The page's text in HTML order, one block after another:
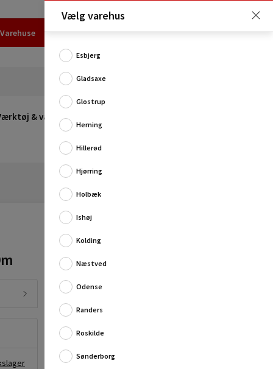
Varehuse
& værksted
Bomuldssnor fra Conacord, som har en længde på 80
Produktinformation:
Materiale: bomuld
Fuld produktbeskrivelse
Vælg varehus
Esbjerg
Gladsaxe
Glostrup
Herning
Hillerød
Hjørring
Holbæk
Ishøj
Kolding
Næstved
Odense
Randers
Roskilde
Sønderborg